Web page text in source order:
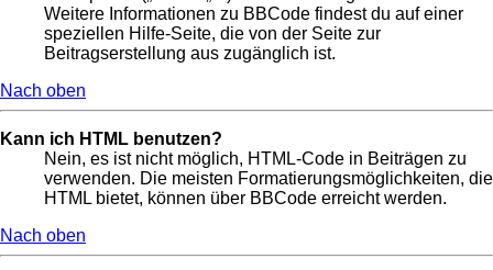
Weitere Informationen zu BBCode findest du auf einer
speziellen Hilfe-Seite, die von der Seite zur
Beitragserstellung aus zugänglich ist.
Nach oben
Kann ich HTML benutzen?
Nein, es ist nicht möglich, HTML-Code in Beiträgen zu
verwenden. Die meisten Formatierungsmöglichkeiten, die
HTML bietet, können über BBCode erreicht werden.
Nach oben